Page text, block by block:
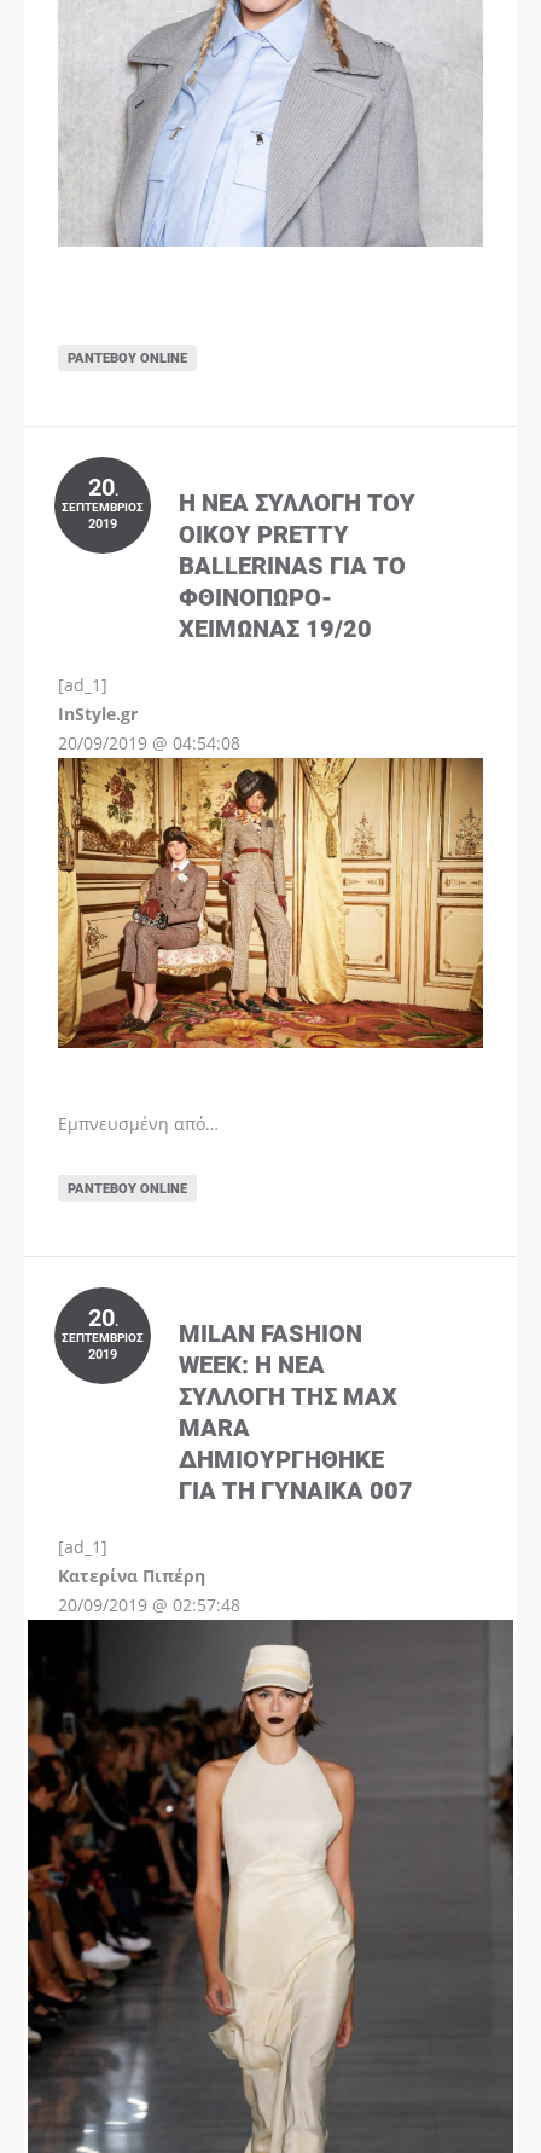
ΡΑΝΤΕΒΟΎ ONLINE
20.
ΣΕΠΤΈΜΒΡΙΟΣ
2019
Η ΝΈΑ ΣΥΛΛΟΓΉ ΤΟΥ
ΟΊΚΟΥ PRETTY
BALLERINAS ΓΙΑ ΤΟ
ΦΘΙΝΌΠΩΡΟ-
ΧΕΙΜΏΝΑΣ 19/20
[ad_1]
InStyle.gr
20/09/2019 @ 04:54:08
Εμπνευσμένη από…
ΡΑΝΤΕΒΟΎ ONLINE
20.
ΣΕΠΤΈΜΒΡΙΟΣ
2019
MILAN FASHION
WEEK: Η ΝΈΑ
ΣΥΛΛΟΓΉ ΤΗΣ MAX
MARA
ΔΗΜΙΟΥΡΓΉΘΗΚΕ
ΓΙΑ ΤΗ ΓΥΝΑΊΚΑ 007
[ad_1]
Kατερίνα Πιπέρη
20/09/2019 @ 02:57:48